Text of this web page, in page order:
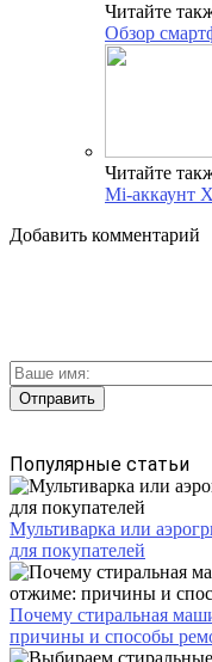
Читайте
Обзор
Читайте
Mi-аккаунт
Добавить комментарий
Популярные статьи
Мультиварка или
для покупателей
Почему стиральная
причины и способы